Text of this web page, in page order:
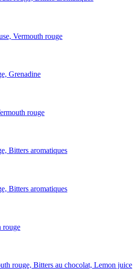
Vermouth rouge
Grenadine
rouge
Bitters aromatiques
Bitters aromatiques
rouge
rouge, Bitters au chocolat, Lemon juice